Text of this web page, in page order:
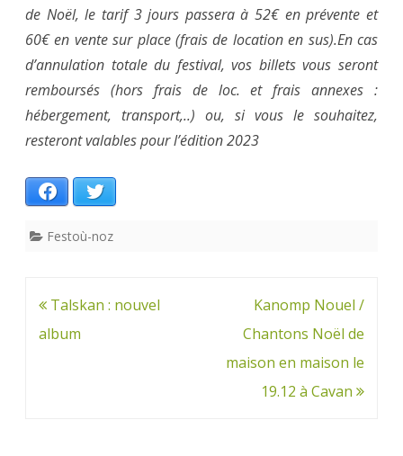
de Noël, le tarif 3 jours passera à 52€ en prévente et
60€ en vente sur place (frais de location en sus).En cas
d’annulation totale du festival, vos billets vous seront
remboursés (hors frais de loc. et frais annexes :
hébergement, transport,..) ou, si vous le souhaitez,
resteront valables pour l’édition 2023
Facebook
Festoù-noz
Navigation
de
Talskan : nouvel
album
Kanomp Nouel /
Chantons Noël de
maison en maison le
19.12 à Cavan